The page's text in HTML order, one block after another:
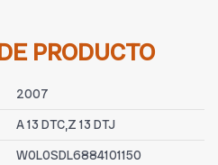
PRODUCTO
2007
A 13 DTC,Z 13 DTJ
W0L0SDL6884101150